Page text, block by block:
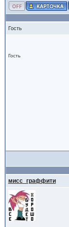
Гость
Гость
мисс_граффити